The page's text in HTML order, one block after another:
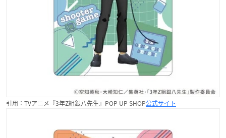
引用：TVアニメ『3年Z組銀八先生』POP UP SHOP公式サイト